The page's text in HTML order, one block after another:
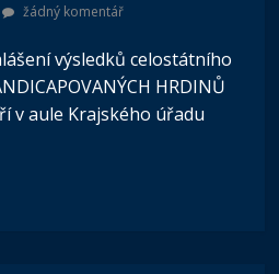
žádný komentář
výsledků celostátního
HRDINŮ
v aule Krajského úřadu